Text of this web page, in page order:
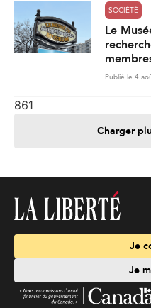
SOCIÉTÉ
Le
Publié le 4
861
Charger
Je
Je